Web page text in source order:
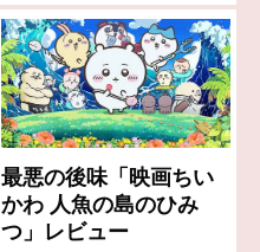
最悪の後味「映画ちい
かわ 人魚の島のひみ
つ」レビュー